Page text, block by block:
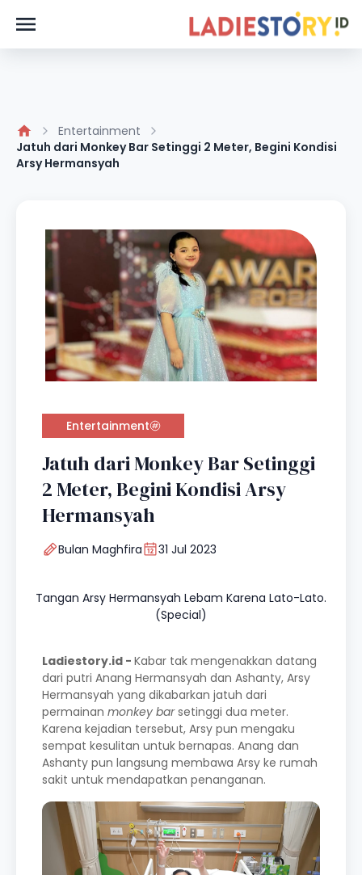
Entertainment
Jatuh dari Monkey Bar Setinggi 2 Meter, Begini Kondisi
Arsy Hermansyah
Entertainment
Jatuh dari Monkey Bar Setinggi
2 Meter, Begini Kondisi Arsy
Hermansyah
Bulan Maghfira 31 Jul 2023
Tangan Arsy Hermansyah Lebam Karena Lato-Lato.
(Special)
Ladiestory.id - Kabar tak mengenakkan datang
dari putri Anang Hermansyah dan Ashanty, Arsy
Hermansyah yang dikabarkan jatuh dari
permainan monkey barsetinggi dua meter.
Karena kejadian tersebut, Arsy pun mengaku
sempat kesulitan untuk bernapas. Anang dan
Ashanty pun langsung membawa Arsy ke rumah
sakit untuk mendapatkan penanganan.